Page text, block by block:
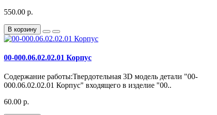
550.00 р.
В корзину
00-000.06.02.02.01 Корпус
Содержание работы:Твердотельная 3D модель детали "00-
000.06.02.02.01 Корпус" входящего в изделие "00..
60.00 р.